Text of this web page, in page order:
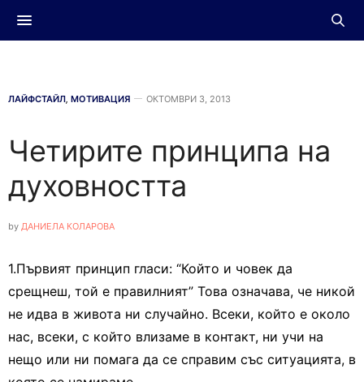
ЛАЙФСТАЙЛ, МОТИВАЦИЯ ОКТОМВРИ 3, 2013
Четирите принципа на
духовността
by ДАНИЕЛА КОЛАРОВА
1.Първият принцип гласи: “Който и човек да
срещнеш, той е правилният” Това означава, че никой
не идва в живота ни случайно. Всеки, който е около
нас, всеки, с който влизаме в контакт, ни учи на
нещо или ни помага да се справим със ситуацията, в